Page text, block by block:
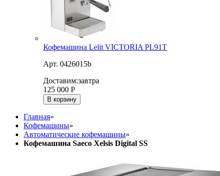
Кофемашина Lelit VICTORIA PL91T
Арт. 0426015b
Доставим:завтра
125 000 Р
В корзину
Главная»
Кофемашины»
Автоматические кофемашины»
Кофемашина Saeco Xelsis Digital SS